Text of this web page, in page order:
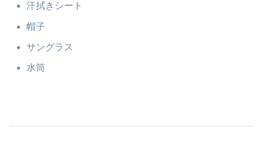
汗拭きシート
帽子
サングラス
水筒